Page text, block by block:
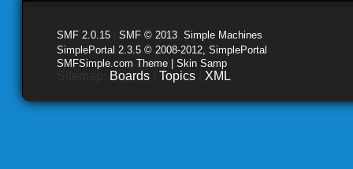
SMF 2.0.15 SMF © 2013 Simple Machines
SimplePortal 2.3.5 © 2008-2012, SimplePortal
SMFSimple.com Theme | Skin Samp
Boards Topics XML